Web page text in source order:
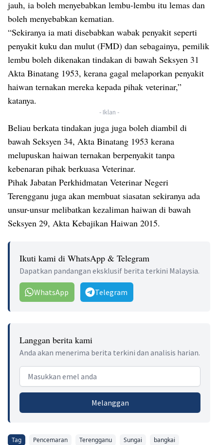
jauh, ia boleh menyebabkan lembu-lembu itu lemas dan
boleh menyebabkan kematian.
“Sekiranya ia mati disebabkan wabak penyakit seperti
penyakit kuku dan mulut (FMD) dan sebagainya, pemilik
lembu boleh dikenakan tindakan di bawah Seksyen 31
Akta Binatang 1953, kerana gagal melaporkan penyakit
haiwan ternakan mereka kepada pihak veterinar,”
katanya.
- Iklan -
Beliau berkata tindakan juga juga boleh diambil di
bawah Seksyen 34, Akta Binatang 1953 kerana
melupuskan haiwan ternakan berpenyakit tanpa
kebenaran pihak berkuasa Veterinar.
Pihak Jabatan Perkhidmatan Veterinar Negeri
Terengganu juga akan membuat siasatan sekiranya ada
unsur-unsur melibatkan kezaliman haiwan di bawah
Seksyen 29, Akta Kebajikan Haiwan 2015.
Ikuti kami di WhatsApp & Telegram
Dapatkan pandangan eksklusif berita terkini Malaysia.
WhatsApp Telegram
Langgan berita kami
Anda akan menerima berita terkini dan analisis harian.
Email address
Melanggan
Tag Pencemaran Terengganu Sungai bangkai